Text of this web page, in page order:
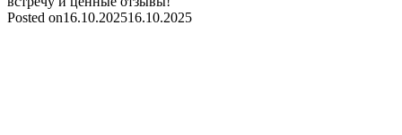
Posted on16.10.202516.10.2025